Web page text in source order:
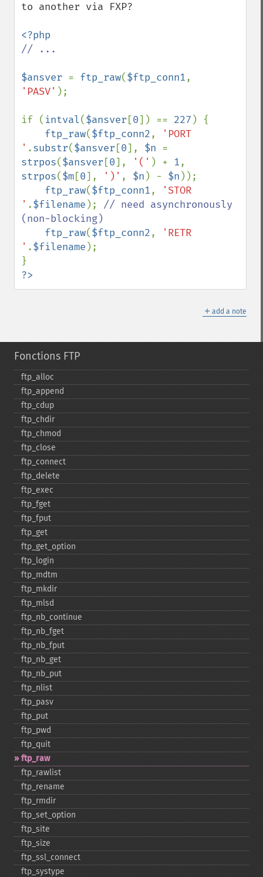
to another via FXP?
// ...
$ansver = ftp_raw($ftp_conn1
'PASV' );
if ( intval($ansver [0]) == 227 ) {
ftp_raw($ftp_conn2,
'PORT
' .substr($ansver [0], $n
strpos($ansver [0], '(' ) + 1
strpos($m[0], ')' , $n ) - $n ));
ftp_raw($ftp_conn1,
'STOR
' .$filename ); // need asynchronously
(non-blocking)
ftp_raw($ftp_conn2,
'RETR
' .$filename );
?>
＋ add a note
Fonctions FTP
ftp_​alloc
ftp_​append
ftp_​cdup
ftp_​chdir
ftp_​chmod
ftp_​close
ftp_​connect
ftp_​delete
ftp_​exec
ftp_​fget
ftp_​fput
ftp_​get
ftp_​get_​option
ftp_​login
ftp_​mdtm
ftp_​mkdir
ftp_​mlsd
ftp_​nb_​continue
ftp_​nb_​fget
ftp_​nb_​fput
ftp_​nb_​get
ftp_​nb_​put
ftp_​nlist
ftp_​pasv
ftp_​put
ftp_​pwd
ftp_​quit
ftp_​raw
ftp_​rawlist
ftp_​rename
ftp_​rmdir
ftp_​set_​option
ftp_​site
ftp_​size
ftp_​ssl_​connect
ftp_​systype